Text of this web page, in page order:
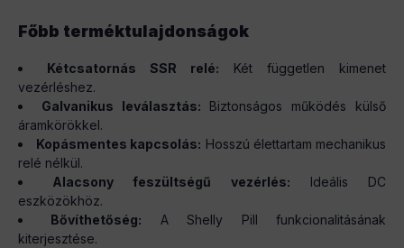
Főbb terméktulajdonságok
Kétcsatornás SSR relé: Két független kimenet
vezérléshez.
Galvanikus leválasztás: Biztonságos működés külső
áramkörökkel.
Kopásmentes kapcsolás: Hosszú élettartam mechanikus
relé nélkül.
Alacsony feszültségű vezérlés: Ideális DC
eszközökhöz.
Bővíthetőség: A Shelly Pill funkcionalitásának
kiterjesztése.